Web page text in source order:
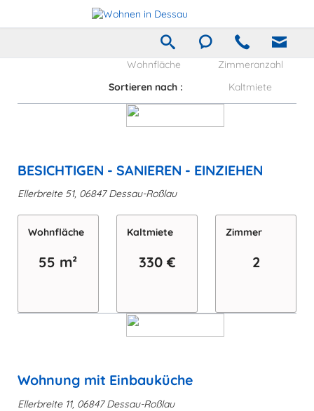
Zimmeranzahl
Wohnfläche
Kaltmiete
Sortieren nach :
BESICHTIGEN - SANIEREN - EINZIEHEN
Ellerbreite 51, 06847 Dessau-Roßlau
Wohn­fläche
55 m²
Kaltmiete
330 €
Zimmer
2
Wohnung mit Einbauküche
Ellerbreite 11, 06847 Dessau-Roßlau